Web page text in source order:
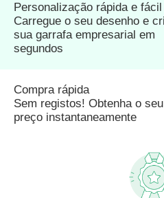
Personalização rápida e fácil
Carregue o seu desenho e
sua garrafa empresarial em
segundos
Compra rápida
Sem registos! Obtenha o seu
preço instantaneamente